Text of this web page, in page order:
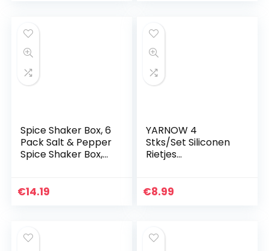
Spice Shaker Box, 6
Pack Salt & Pepper
Spice Shaker Box,
Keuken Creating
€14.19
YARNOW 4
Stks/Set Siliconen
Rietjes
Wijn Tumbler
€8.99